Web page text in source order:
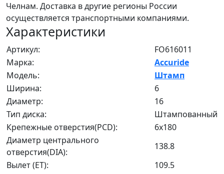
Челнам. Доставка в другие регионы России
осуществляется транспортными компаниями.
Характеристики
Артикул:
FO616011
Марка:
Accuride
Модель:
Штамп
Ширина:
6
Диаметр:
16
Тип диска:
Штампованный
Крепежные отверстия(PCD):
6x180
Диаметр центрального
отверстия(DIA):
138.8
Вылет (ET):
109.5